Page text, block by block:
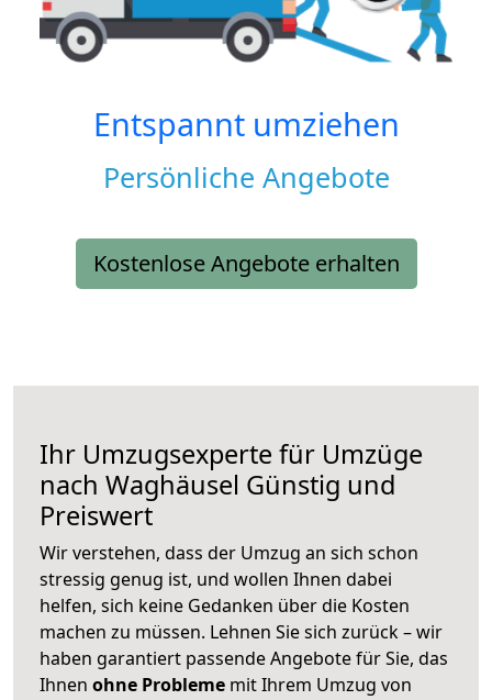
Entspannt umziehen
Persönliche Angebote
Kostenlose Angebote erhalten
Ihr Umzugsexperte für Umzüge
nach Waghäusel Günstig und
Preiswert
Wir verstehen, dass der Umzug an sich schon
stressig genug ist, und wollen Ihnen dabei
helfen, sich keine Gedanken über die Kosten
machen zu müssen. Lehnen Sie sich zurück – wir
haben garantiert passende Angebote für Sie, das
Ihnen ohne Probleme mit Ihrem Umzug von